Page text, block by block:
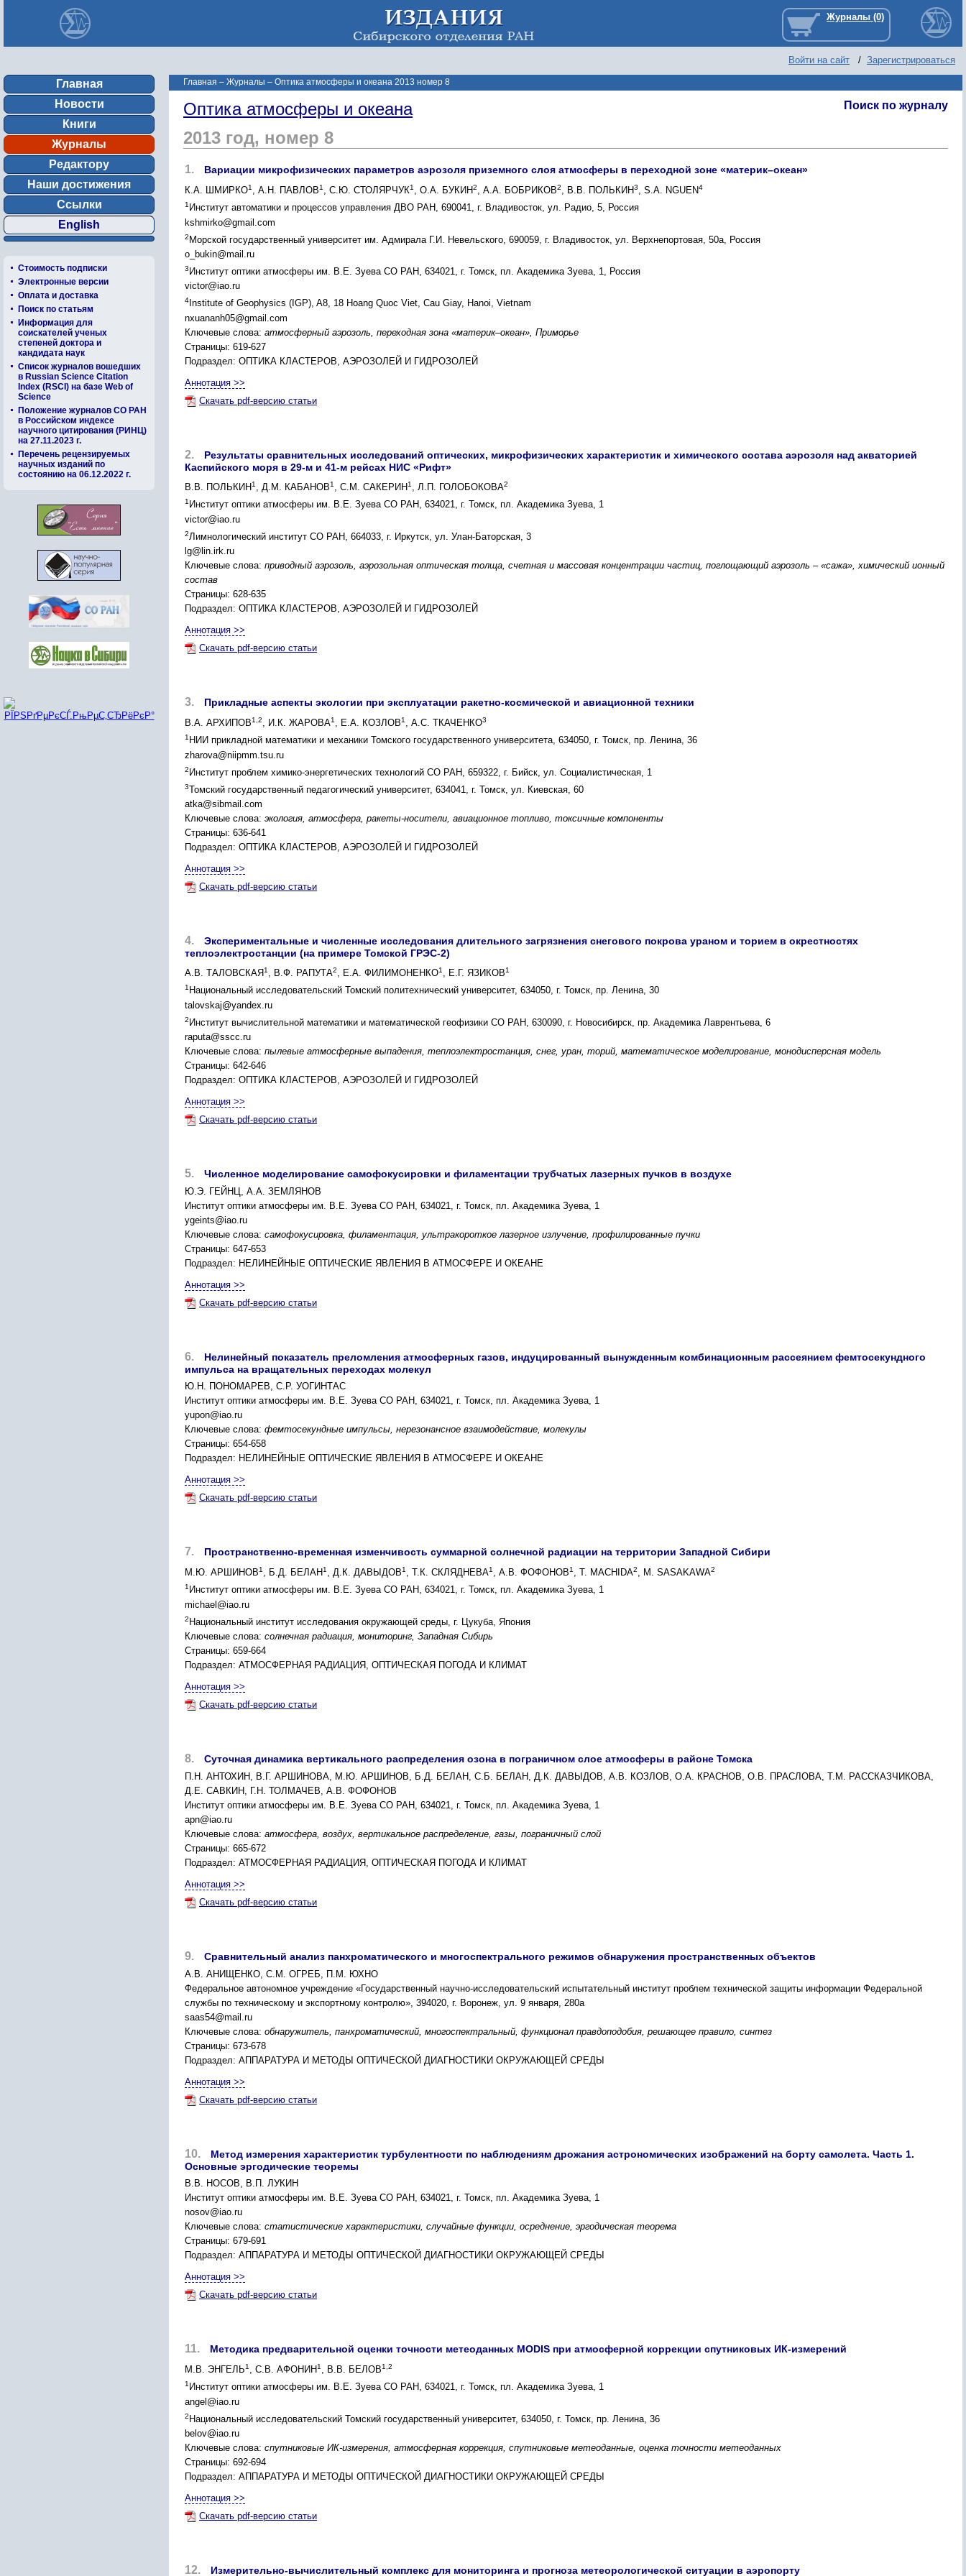
Войти на сайт / Зарегистрироваться
Главная
Новости
Книги
Журналы
Редактору
Наши достижения
Ссылки
English
Стоимость подписки
Электронные версии
Оплата и доставка
Поиск по статьям
Информация для
соискателей ученых
степеней доктора и
кандидата наук
Список журналов вошедших
в Russian Science Citation
Index (RSCI) на базе Web of
Science
Положение журналов СО РАН
в Российском индексе
научного цитирования (РИНЦ)
на 27.11.2023 г.
Перечень рецензируемых
научных изданий по
состоянию на 06.12.2022 г.
Главная – Журналы – Оптика атмосферы и океана 2013 номер 8
Поиск по журналу
Оптика атмосферы и океана
2013 год, номер 8
1. Вариации микрофизических параметров аэрозоля приземного слоя атмосферы в переходной зоне «материк–океан»
К.А. ШМИРКО1 , А.Н. ПАВЛОВ1 , С.Ю. СТОЛЯРЧУК1 , О.А. БУКИН2, А.А. БОБРИКОВ2, В.В. ПОЛЬКИН3, S.A. NGUEN4
1 Институт автоматики и процессов управления ДВО РАН, 690041, г. Владивосток, ул. Радио, 5, Россия
kshmirko@gmail.com
2 Морской государственный университет им. Адмирала Г.И. Невельского, 690059, г. Владивосток, ул. Верхнепортовая, 50а, Россия
o_bukin@mail.ru
3 Институт оптики атмосферы им. В.Е. Зуева СО РАН, 634021, г. Томск, пл. Академика Зуева, 1, Россия
victor@iao.ru
4 Institute of Geophysics (IGP), A8, 18 Hoang Quoc Viet, Cau Giay, Hanoi, Vietnam
nxuananh05@gmail.com
Ключевые слова: атмосферный аэрозоль, переходная зона «материк–океан», Приморье
Страницы: 619-627
Подраздел: ОПТИКА КЛАСТЕРОВ, АЭРОЗОЛЕЙ И ГИДРОЗОЛЕЙ
Аннотация >>
Скачать pdf-версию статьи
2.
Результаты сравнительных исследований оптических, микрофизических характеристик и химического состава аэрозоля над акваторией
Каспийского моря в 29-м и 41-м рейсах НИС «Рифт»
В.В. ПОЛЬКИН1 , Д.М. КАБАНОВ1 , С.М. САКЕРИН1 , Л.П. ГОЛОБОКОВА2
1 Институт оптики атмосферы им. В.Е. Зуева СО РАН, 634021, г. Томск, пл. Академика Зуева, 1
victor@iao.ru
2Лимнологический институт СО РАН, 664033, г. Иркутск, ул. Улан-Баторская, 3
lg@lin.irk.ru
Ключевые слова: приводный аэрозоль, аэрозольная оптическая толща, счетная и массовая концентрации частиц, поглощающий аэрозоль – «сажа», химический ионный
состав
Страницы: 628-635
Подраздел: ОПТИКА КЛАСТЕРОВ, АЭРОЗОЛЕЙ И ГИДРОЗОЛЕЙ
Аннотация >>
Скачать pdf-версию статьи
3. Прикладные аспекты экологии при эксплуатации ракетно-космической и авиационной техники
В.А. АРХИПОВ1,2, И.К. ЖАРОВА1 , Е.А. КОЗЛОВ1 , А.С. ТКАЧЕНКО3
1 НИИ прикладной математики и механики Томского государственного университета, 634050, г. Томск, пр. Ленина, 36
zharova@niipmm.tsu.ru
2 Институт проблем химико-энергетических технологий СО РАН, 659322, г. Бийск, ул. Социалистическая, 1
3Томский государственный педагогический университет, 634041, г. Томск, ул. Киевская, 60
atka@sibmail.com
Ключевые слова: экология, атмосфера, ракеты-носители, авиационное топливо, токсичные компоненты
Страницы: 636-641
Подраздел: ОПТИКА КЛАСТЕРОВ, АЭРОЗОЛЕЙ И ГИДРОЗОЛЕЙ
Аннотация >>
Скачать pdf-версию статьи
4.
Экспериментальные и численные исследования длительного загрязнения снегового покрова ураном и торием в окрестностях
теплоэлектростанции (на примере Томской ГРЭС-2)
А.В. ТАЛОВСКАЯ1 , В.Ф. РАПУТА2, Е.А. ФИЛИМОНЕНКО1 , Е.Г. ЯЗИКОВ1
1 Национальный исследовательский Томский политехнический университет, 634050, г. Томск, пр. Ленина, 30
talovskaj@yandex.ru
2 Институт вычислительной математики и математической геофизики СО РАН, 630090, г. Новосибирск, пр. Академика Лаврентьева, 6
raputa@sscc.ru
Ключевые слова: пылевые атмосферные выпадения, теплоэлектростанция, снег, уран, торий, математическое моделирование, монодисперсная модель
Страницы: 642-646
Подраздел: ОПТИКА КЛАСТЕРОВ, АЭРОЗОЛЕЙ И ГИДРОЗОЛЕЙ
Аннотация >>
Скачать pdf-версию статьи
5. Численное моделирование самофокусировки и филаментации трубчатых лазерных пучков в воздухе
Ю.Э. ГЕЙНЦ, А.А. ЗЕМЛЯНОВ
Институт оптики атмосферы им. В.Е. Зуева СО РАН, 634021, г. Томск, пл. Академика Зуева, 1
ygeints@iao.ru
Ключевые слова: самофокусировка, филаментация, ультракороткое лазерное излучение, профилированные пучки
Страницы: 647-653
Подраздел: НЕЛИНЕЙНЫЕ ОПТИЧЕСКИЕ ЯВЛЕНИЯ В АТМОСФЕРЕ И ОКЕАНЕ
Аннотация >>
Скачать pdf-версию статьи
6.
Нелинейный показатель преломления атмосферных газов, индуцированный вынужденным комбинационным рассеянием фемтосекундного
импульса на вращательных переходах молекул
Ю.Н. ПОНОМАРЕВ, С.Р. УОГИНТАС
Институт оптики атмосферы им. В.Е. Зуева СО РАН, 634021, г. Томск, пл. Академика Зуева, 1
yupon@iao.ru
Ключевые слова: фемтосекундные импульсы, нерезонансное взаимодействие, молекулы
Страницы: 654-658
Подраздел: НЕЛИНЕЙНЫЕ ОПТИЧЕСКИЕ ЯВЛЕНИЯ В АТМОСФЕРЕ И ОКЕАНЕ
Аннотация >>
Скачать pdf-версию статьи
7. Пространственно-временная изменчивость суммарной солнечной радиации на территории Западной Сибири
М.Ю. АРШИНОВ1 , Б.Д. БЕЛАН1 , Д.К. ДАВЫДОВ1 , Т.К. СКЛЯДНЕВА1 , А.В. ФОФОНОВ1 , T. MACHIDA2, M. SASAKAWA2
1 Институт оптики атмосферы им. В.Е. Зуева СО РАН, 634021, г. Томск, пл. Академика Зуева, 1
michael@iao.ru
2 Национальный институт исследования окружающей среды, г. Цукуба, Япония
Ключевые слова: солнечная радиация, мониторинг, Западная Сибирь
Страницы: 659-664
Подраздел: АТМОСФЕРНАЯ РАДИАЦИЯ, ОПТИЧЕСКАЯ ПОГОДА И КЛИМАТ
Аннотация >>
Скачать pdf-версию статьи
8. Суточная динамика вертикального распределения озона в пограничном слое атмосферы в районе Томска
П.Н. АНТОХИН, В.Г. АРШИНОВА, М.Ю. АРШИНОВ, Б.Д. БЕЛАН, С.Б. БЕЛАН, Д.К. ДАВЫДОВ, А.В. КОЗЛОВ, О.А. КРАСНОВ, О.В. ПРАСЛОВА, Т.М. РАССКАЗЧИКОВА,
Д.Е. САВКИН, Г.Н. ТОЛМАЧЕВ, А.В. ФОФОНОВ
Институт оптики атмосферы им. В.Е. Зуева СО РАН, 634021, г. Томск, пл. Академика Зуева, 1
apn@iao.ru
Ключевые слова: атмосфера, воздух, вертикальное распределение, газы, пограничный слой
Страницы: 665-672
Подраздел: АТМОСФЕРНАЯ РАДИАЦИЯ, ОПТИЧЕСКАЯ ПОГОДА И КЛИМАТ
Аннотация >>
Скачать pdf-версию статьи
9. Сравнительный анализ панхроматического и многоспектрального режимов обнаружения пространственных объектов
А.В. АНИЩЕНКО, С.М. ОГРЕБ, П.М. ЮХНО
Федеральное автономное учреждение «Государственный научно-исследовательский испытательный институт проблем технической защиты информации Федеральной
службы по техническому и экспортному контролю», 394020, г. Воронеж, ул. 9 января, 280a
saas54@mail.ru
Ключевые слова: обнаружитель, панхроматический, многоспектральный, функционал правдоподобия, решающее правило, синтез
Страницы: 673-678
Подраздел: АППАРАТУРА И МЕТОДЫ ОПТИЧЕСКОЙ ДИАГНОСТИКИ ОКРУЖАЮЩЕЙ СРЕДЫ
Аннотация >>
Скачать pdf-версию статьи
10.
Метод измерения характеристик турбулентности по наблюдениям дрожания астрономических изображений на борту самолета. Часть 1.
Основные эргодические теоремы
В.В. НОСОВ, В.П. ЛУКИН
Институт оптики атмосферы им. В.Е. Зуева СО РАН, 634021, г. Томск, пл. Академика Зуева, 1
nosov@iao.ru
Ключевые слова: статистические характеристики, случайные функции, осреднение, эргодическая теорема
Страницы: 679-691
Подраздел: АППАРАТУРА И МЕТОДЫ ОПТИЧЕСКОЙ ДИАГНОСТИКИ ОКРУЖАЮЩЕЙ СРЕДЫ
Аннотация >>
Скачать pdf-версию статьи
11. Методика предварительной оценки точности метеоданных MODIS при атмосферной коррекции спутниковых ИК-измерений
М.В. ЭНГЕЛЬ1 , С.В. АФОНИН1 , В.В. БЕЛОВ1,2
1 Институт оптики атмосферы им. В.Е. Зуева СО РАН, 634021, г. Томск, пл. Академика Зуева, 1
angel@iao.ru
2 Национальный исследовательский Томский государственный университет, 634050, г. Томск, пр. Ленина, 36
belov@iao.ru
Ключевые слова: спутниковые ИК-измерения, атмосферная коррекция, спутниковые метеоданные, оценка точности метеоданных
Страницы: 692-694
Подраздел: АППАРАТУРА И МЕТОДЫ ОПТИЧЕСКОЙ ДИАГНОСТИКИ ОКРУЖАЮЩЕЙ СРЕДЫ
Аннотация >>
Скачать pdf-версию статьи
12. Измерительно-вычислительный комплекс для мониторинга и прогноза метеорологической ситуации в аэропорту